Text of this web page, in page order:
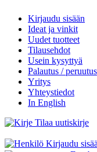
Kirjaudu sisään
Ideat ja vinkit
Uudet tuotteet
Tilausehdot
Usein kysyttyä
Palautus / peruutus
Yritys
Yhteystiedot
In English
Tilaa uutiskirje
Kirjaudu